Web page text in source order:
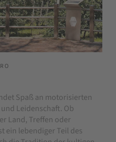
Spaß an motorisierten
Leidenschaft. Ob
Land, Treffen oder
ein lebendiger Teil des